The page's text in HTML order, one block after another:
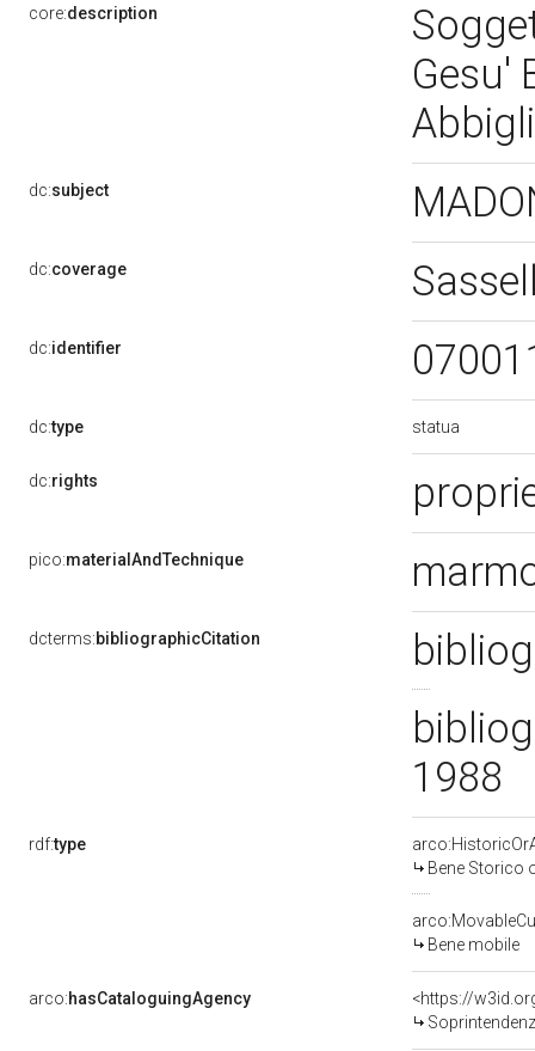
core:description
Gesu'
dc:subject
dc:coverage
dc:identifier
dc:type statua
dc:rights
pico:materialAndTechnique
dcterms:bibliographicCitation
1988
rdf:type
Bene Storico
Bene mobile
arco:hasCataloguingAgency
<https://